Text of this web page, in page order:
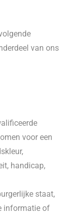
van ons
voor een
handicap,
staat,
informatie of